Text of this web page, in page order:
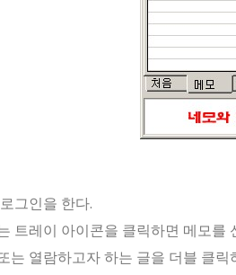
그인을 한다.
트레이 아이콘을 클릭하면 메모를
는 열람하고자 하는 글을 더블 클